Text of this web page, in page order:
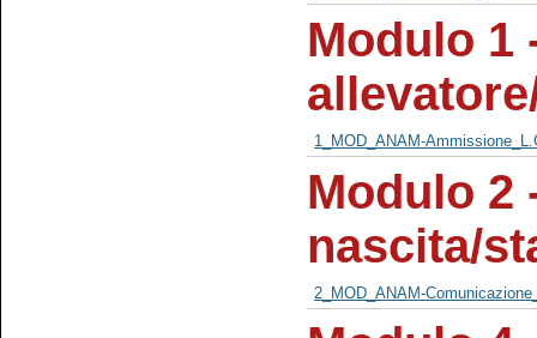
Modulo 1
1_MOD_ANAM-
Modulo 2
nascita/
2_MOD_ANAM-